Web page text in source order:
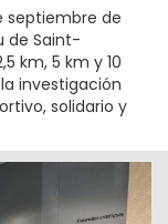
septiembre de
de Saint-
km, 5 km y 10
investigación
solidario y